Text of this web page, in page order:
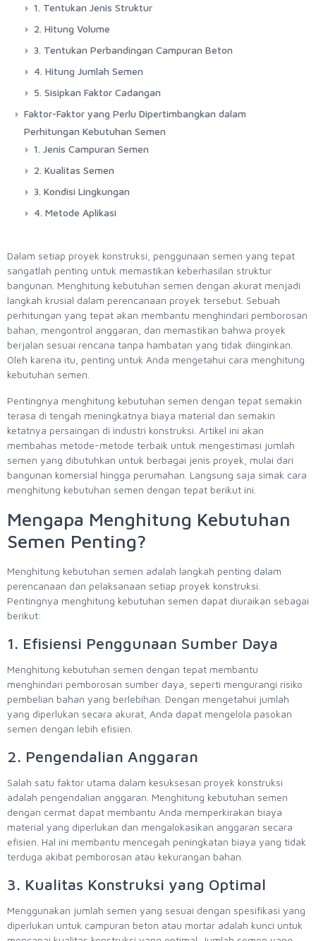
1. Tentukan Jenis Struktur
2. Hitung Volume
3. Tentukan Perbandingan Campuran Beton
4. Hitung Jumlah Semen
5. Sisipkan Faktor Cadangan
Faktor-Faktor yang Perlu Dipertimbangkan dalam
Perhitungan Kebutuhan Semen
1. Jenis Campuran Semen
2. Kualitas Semen
3. Kondisi Lingkungan
4. Metode Aplikasi
Dalam setiap proyek konstruksi, penggunaan semen yang tepat
sangatlah penting untuk memastikan keberhasilan struktur
bangunan. Menghitung kebutuhan semen dengan akurat menjadi
langkah krusial dalam perencanaan proyek tersebut. Sebuah
perhitungan yang tepat akan membantu menghindari pemborosan
bahan, mengontrol anggaran, dan memastikan bahwa proyek
berjalan sesuai rencana tanpa hambatan yang tidak diinginkan.
Oleh karena itu, penting untuk Anda mengetahui cara menghitung
kebutuhan semen.
Pentingnya menghitung kebutuhan semen dengan tepat semakin
terasa di tengah meningkatnya biaya material dan semakin
ketatnya persaingan di industri konstruksi. Artikel ini akan
membahas metode-metode terbaik untuk mengestimasi jumlah
semen yang dibutuhkan untuk berbagai jenis proyek, mulai dari
bangunan komersial hingga perumahan. Langsung saja simak cara
menghitung kebutuhan semen dengan tepat berikut ini.
Mengapa Menghitung Kebutuhan
Semen Penting?
Menghitung kebutuhan semen adalah langkah penting dalam
perencanaan dan pelaksanaan setiap proyek konstruksi.
Pentingnya menghitung kebutuhan semen dapat diuraikan sebagai
berikut:
1. Efisiensi Penggunaan Sumber Daya
Menghitung kebutuhan semen dengan tepat membantu
menghindari pemborosan sumber daya, seperti mengurangi risiko
pembelian bahan yang berlebihan. Dengan mengetahui jumlah
yang diperlukan secara akurat, Anda dapat mengelola pasokan
semen dengan lebih efisien.
2. Pengendalian Anggaran
Salah satu faktor utama dalam kesuksesan proyek konstruksi
adalah pengendalian anggaran. Menghitung kebutuhan semen
dengan cermat dapat membantu Anda memperkirakan biaya
material yang diperlukan dan mengalokasikan anggaran secara
efisien. Hal ini membantu mencegah peningkatan biaya yang tidak
terduga akibat pemborosan atau kekurangan bahan.
3. Kualitas Konstruksi yang Optimal
Menggunakan jumlah semen yang sesuai dengan spesifikasi yang
diperlukan untuk campuran beton atau mortar adalah kunci untuk